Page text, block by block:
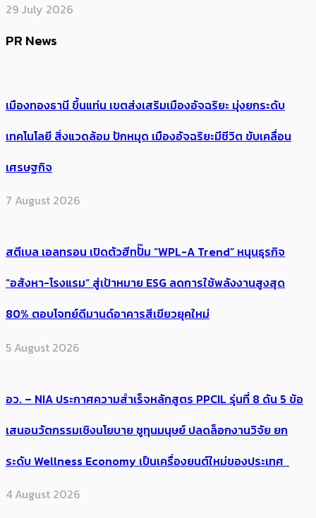
29 July 2026
PR News
เมืองทองธานี ขึ้นแท่น เขตส่งเสริมเมืองอัจฉริยะ มุ่งยกระดับ
เทคโนโลยี สิ่งแวดล้อม ปักหมุด เมืองอัจฉริยะมีชีวิต ขับเคลื่อน
เศรษฐกิจ
7 August 2026
สตีเบล เอลทรอน เปิดตัวฮีทปั๊ม “WPL-A Trend” หนุนธุรกิจ
“อสังหา-โรงแรม” สู่เป้าหมาย ESG ลดการใช้พลังงานสูงสุด
80% ตอบโจทย์ดีมานด์อาคารสีเขียวยุคใหม่
5 August 2026
อว. – NIA ประกาศความสำเร็จหลักสูตร PPCIL รุ่นที่ 8 ดัน 5 ข้อ
เสนอนวัตกรรมเชิงนโยบาย ชูทุนมนุษย์ ปลดล็อกงานวิจัย ยก
ระดับ Wellness Economy เป็นเครื่องยนต์ใหม่ของประเทศ
4 August 2026